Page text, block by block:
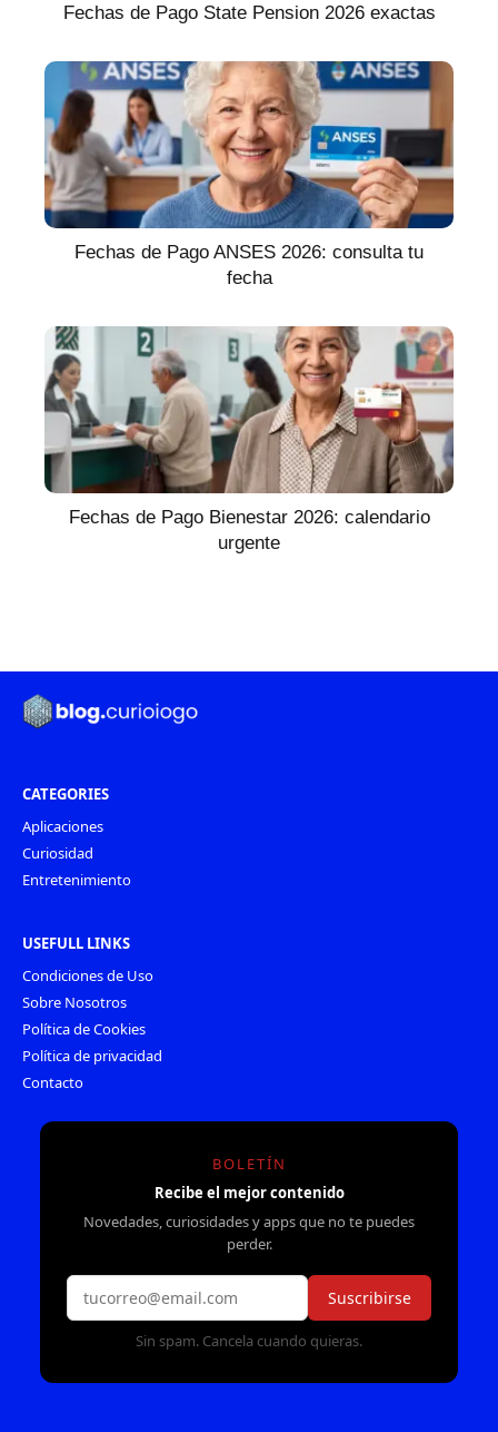
Fechas de Pago State Pension 2026 exactas
Fechas de Pago ANSES 2026: consulta tu
fecha
Fechas de Pago Bienestar 2026: calendario
urgente
CATEGORIES
Aplicaciones
Curiosidad
Entretenimiento
USEFULL LINKS
Condiciones de Uso
Sobre Nosotros
Política de Cookies
Política de privacidad
Contacto
BOLETÍN
Recibe el mejor contenido
Novedades, curiosidades y apps que no te puedes
perder.
Suscribirse
Sin spam. Cancela cuando quieras.